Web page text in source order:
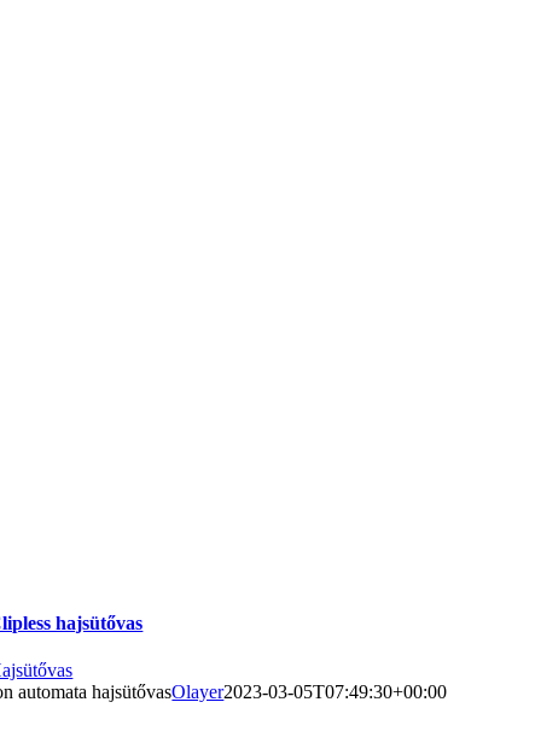
hajsütővas
automata hajsütővasOlayer2023-03-05T07:49:30+00:00